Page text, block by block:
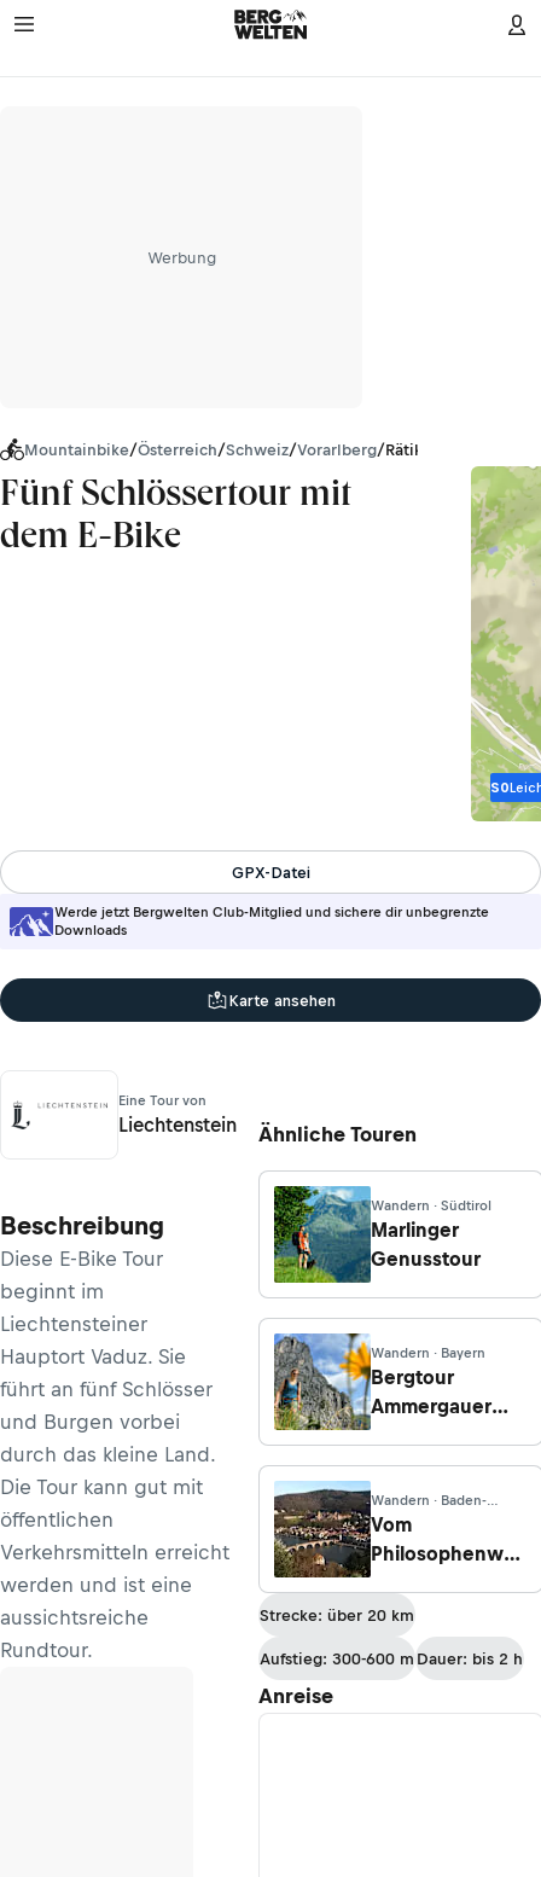
Werbung
Mountainbike/Österreich/Schweiz/Vorarlberg/Rätikon
Fünf Schlössertour mit
dem E-Bike
S0
Werde jetzt Bergwelten Club-Mitglied und sichere dir unbegrenzte
Downloads
GPX-Datei
Karte ansehen
Eine Tour von
Liechtenstein
Beschreibung
Diese E-Bike Tour
beginnt im
Liechtensteiner
Hauptort Vaduz. Sie
führt an fünf Schlösser
und Burgen vorbei
durch das kleine Land.
Die Tour kann gut mit
öffentlichen
Verkehrsmitteln erreicht
werden und ist eine
aussichtsreiche
Rundtour.
Ähnliche Touren
Wandern · Südtirol
Marlinger
Genusstour
Wandern · Bayern
Bergtour
Ammergauer
Rundtour über
der Kenzenhütte
Wandern · Baden-
Württemberg
Vom
Philosophenweg
Heidelberg
Strecke: über 20 km
Aufstieg: 300-600 m Dauer: bis 2 h
Anreise